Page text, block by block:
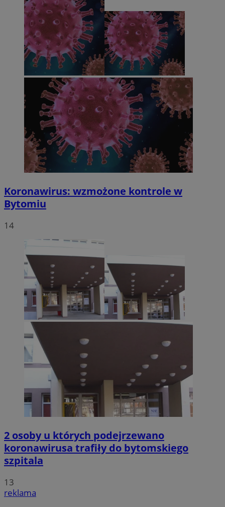
Koronawirus: wzmożone kontrole w
Bytomiu
14
2 osoby u których podejrzewano
koronawirusa trafiły do bytomskiego
szpitala
13
reklama